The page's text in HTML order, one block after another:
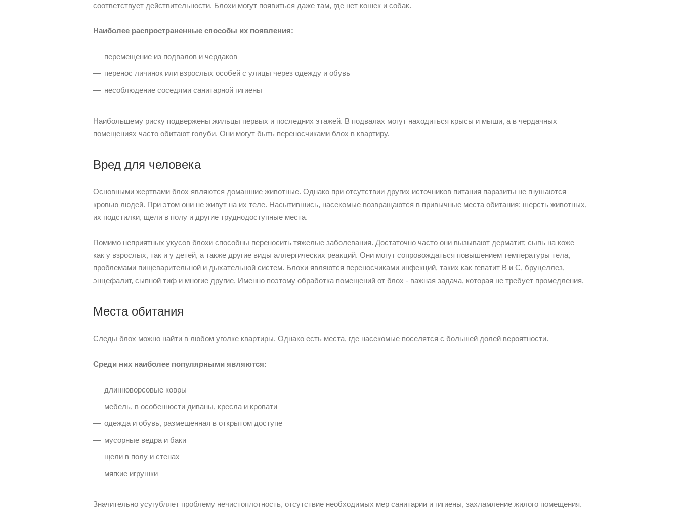
соответствует действительности. Блохи могут появиться даже там, где нет кошек и собак.
Наиболее распространенные способы их появления:
перемещение из подвалов и чердаков
перенос личинок или взрослых особей с улицы через одежду и обувь
несоблюдение соседями санитарной гигиены
Наибольшему риску подвержены жильцы первых и последних этажей. В подвалах могут находиться крысы и мыши, а в чердачных
помещениях часто обитают голуби. Они могут быть переносчиками блох в квартиру.
Вред для человека
Основными жертвами блох являются домашние животные. Однако при отсутствии других источников питания паразиты не гнушаются
кровью людей. При этом они не живут на их теле. Насытившись, насекомые возвращаются в привычные места обитания: шерсть животных,
их подстилки, щели в полу и другие труднодоступные места.
Помимо неприятных укусов блохи способны переносить тяжелые заболевания. Достаточно часто они вызывают дерматит, сыпь на коже
как у взрослых, так и у детей, а также другие виды аллергических реакций. Они могут сопровождаться повышением температуры тела,
проблемами пищеварительной и дыхательной систем. Блохи являются переносчиками инфекций, таких как гепатит B и C, бруцеллез,
энцефалит, сыпной тиф и многие другие. Именно поэтому обработка помещений от блох - важная задача, которая не требует промедления.
Места обитания
Следы блох можно найти в любом уголке квартиры. Однако есть места, где насекомые поселятся с большей долей вероятности.
Среди них наиболее популярными являются:
длинноворсовые ковры
мебель, в особенности диваны, кресла и кровати
одежда и обувь, размещенная в открытом доступе
мусорные ведра и баки
щели в полу и стенах
мягкие игрушки
Значительно усугубляет проблему нечистоплотность, отсутствие необходимых мер санитарии и гигиены, захламление жилого помещения.